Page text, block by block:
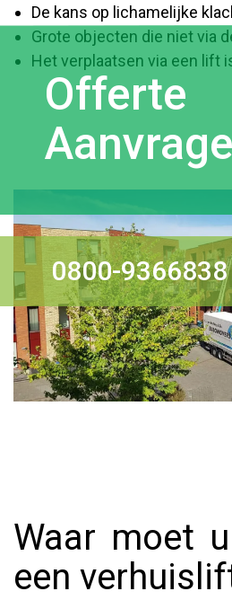
Offerte
0800-9366838
De kans op lichamelijke
Grote objecten die niet via
Het verplaatsen via een lift
Waar moet
een